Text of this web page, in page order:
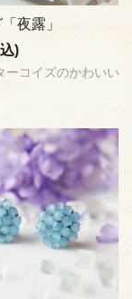
夜露」
)
ーコイズのかわいい